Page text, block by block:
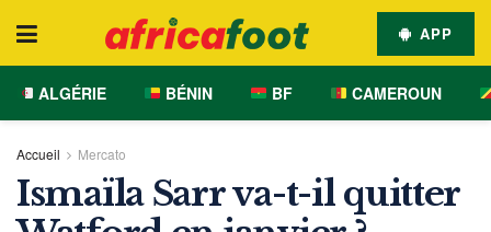
APP
ALGÉRIE BÉNIN BF CAMEROUN
Accueil Mercato
Ismaïla Sarr va-t-il quitter